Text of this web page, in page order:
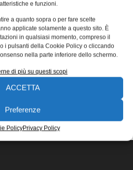
e funzioni.
a quanto sopra o per fare scelte
applicate solamente a questo sito. È
in qualsiasi momento, compreso il
i pulsanti della Cookie Policy o cliccando
nella parte inferiore dello schermo.
di più su questi scopi
ACCETTA
Preferenze
PolicyPrivacy Policy
WEB